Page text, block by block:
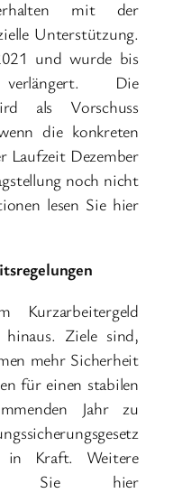
mit der
Unterstützung.
und wurde bis
Die
als Vorschuss
die konkreten
Laufzeit Dezember
noch nicht
lesen Sie hier
Kurzarbeitergeld
hinaus. Ziele sind,
mehr Sicherheit
für einen stabilen
Jahr zu
Kraft. Weitere
Sie hier